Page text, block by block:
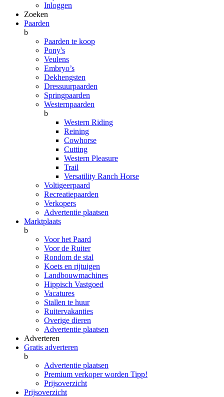
Inloggen
Zoeken
Paarden
b
Paarden te koop
Pony's
Veulens
Embryo’s
Dekhengsten
Dressuurpaarden
Springpaarden
Westernpaarden
b
Western Riding
Reining
Cowhorse
Cutting
Western Pleasure
Trail
Versatility Ranch Horse
Voltigeerpaard
Recreatiepaarden
Verkopers
Advertentie plaatsen
Marktplaats
b
Voor het Paard
Voor de Ruiter
Rondom de stal
Koets en rijtuigen
Landbouwmachines
Hippisch Vastgoed
Vacatures
Stallen te huur
Ruitervakanties
Overige dieren
Advertentie plaatsen
Adverteren
Gratis adverteren
b
Advertentie plaatsen
Premium verkoper worden Tipp!
Prijsoverzicht
Prijsoverzicht